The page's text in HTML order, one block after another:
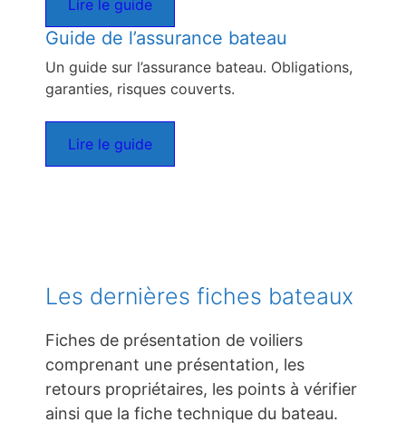
Lire le guide
Guide de l’assurance bateau
Un guide sur l’assurance bateau. Obligations,
garanties, risques couverts.
Lire le guide
Les dernières fiches bateaux
Fiches de présentation de voiliers
comprenant une présentation, les
retours propriétaires, les points à vérifier
ainsi que la fiche technique du bateau.